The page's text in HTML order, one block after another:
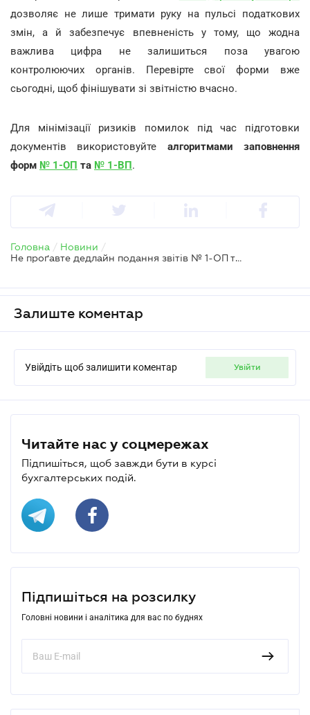
дозволяє не лише тримати руку на пульсі податкових
змін, а й забезпечує впевненість у тому, що жодна
важлива цифра не залишиться поза увагою
контролюючих органів. Перевірте свої форми вже
сьогодні, щоб фінішувати зі звітністю вчасно.
Для мінімізації ризиків помилок під час підготовки
документів використовуйте алгоритмами заповнення
форм № 1-ОП та № 1-ВП.
Головна / Новини /
Не проґавте дедлайн подання звітів № 1-ОП та № 1-ВП за березень
Залиште коментар
Увійдіть щоб залишити коментар увійти
Читайте нас у соцмережах
Підпишіться, щоб завжди бути в курсі
бухгалтерських подій.
Підпишіться на розсилку
Головні новини і аналітика для вас по буднях